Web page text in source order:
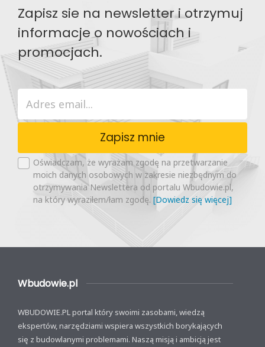
Zapisz sie na newsletter i otrzymuj
informacje o nowościach i
promocjach.
Zapisz mnie
Oświadczam, że wyrażam zgodę na przetwarzanie
moich danych osobowych w zakresie niezbędnym do
otrzymywania Newslettera od portalu Wbudowie.pl,
na który wyraziłem/łam zgodę. [Dowiedz się więcej]
Wbudowie.pl
WBUDOWIE.PL portal który swoimi zasobami, wiedzą
ekspertów, narzędziami wspiera wszystkich borykających
się z budowlanymi problemami. Naszą misją i ambicją jest